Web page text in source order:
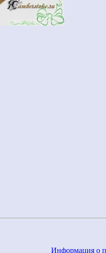
Информация о